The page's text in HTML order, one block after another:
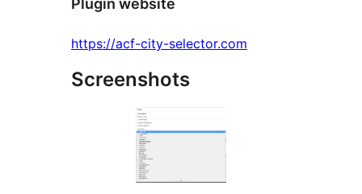
Plugin website
https://acf-city-selector.com
Screenshots